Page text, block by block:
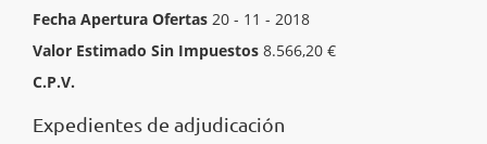
Fecha Apertura Ofertas 20 - 11 - 2018
Valor Estimado Sin Impuestos 8.566,20 €
C.P.V.
Expedientes de adjudicación